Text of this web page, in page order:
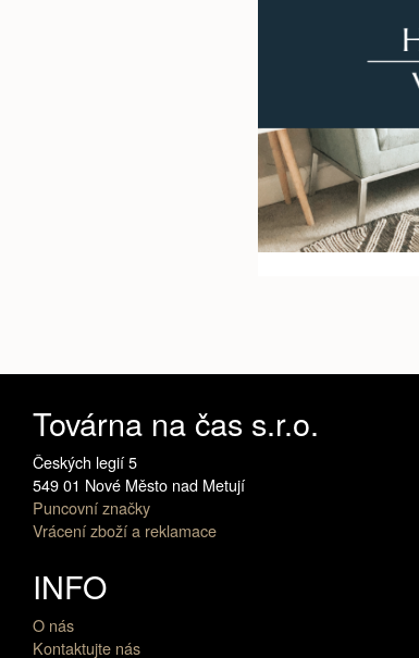
Továrna na čas s.r.o.
Českých legií 5
549 01 Nové Město nad Metují
Puncovní značky
Vrácení zboží a reklamace
INFO
O nás
Kontaktujte nás